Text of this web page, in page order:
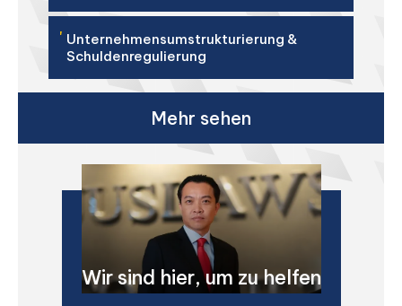
' Unternehmensumstrukturierung &
Schuldenregulierung
Mehr sehen
Wir sind hier, um zu helfen